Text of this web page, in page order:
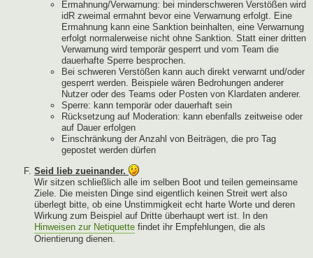
Ermahnung/Verwarnung: bei minderschweren Verstößen wird
idR zweimal ermahnt bevor eine Verwarnung erfolgt. Eine
Ermahnung kann eine Sanktion beinhalten, eine Verwarnung
erfolgt normalerweise nicht ohne Sanktion. Statt einer dritten
Verwarnung wird temporär gesperrt und vom Team die
dauerhafte Sperre besprochen.
Bei schweren Verstößen kann auch direkt verwarnt und/oder
gesperrt werden. Beispiele wären Bedrohungen anderer
Nutzer oder des Teams oder Posten von Klardaten anderer.
Sperre: kann temporär oder dauerhaft sein
Rücksetzung auf Moderation: kann ebenfalls zeitweise oder
auf Dauer erfolgen
Einschränkung der Anzahl von Beiträgen, die pro Tag
gepostet werden dürfen
Seid lieb zueinander.
Wir sitzen schließlich alle im selben Boot und teilen gemeinsame
Ziele. Die meisten Dinge sind eigentlich keinen Streit wert also
überlegt bitte, ob eine Unstimmigkeit echt harte Worte und deren
Wirkung zum Beispiel auf Dritte überhaupt wert ist. In den
Hinweisen zur Netiquette findet ihr Empfehlungen, die als
Orientierung dienen.